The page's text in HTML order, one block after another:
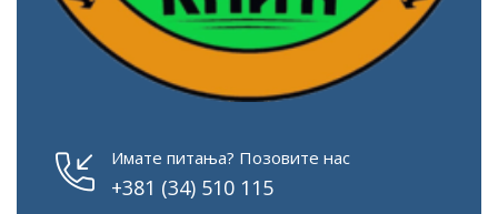
Имате питања? Позовите нас
+381 (34) 510 115